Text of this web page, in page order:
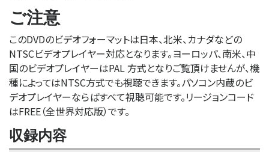
ご注意
このDVDのビデオフォーマットは日本、北米、カナダなどの
NTSCビデオプレイヤー対応となります。ヨーロッパ、南米、中
国のビデオプレイヤーはPAL 方式となりご覧頂けませんが、機
種によってはNTSC方式でも視聴できます。パソコン内蔵のビ
デオプレイヤーならばすべて視聴可能です。リージョンコード
はFREE（全世界対応版）です。
収録内容